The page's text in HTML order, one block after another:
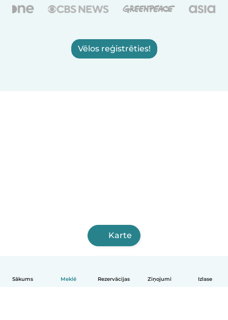
Sākums Meklē Rezervācijas Ziņojumi Izlase
Vēlos reģistrēties!
Karte